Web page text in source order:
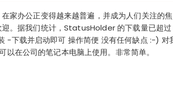
家办公正变得越来越普遍，并成为人们关注的
。据我们统计，StatusHolder 的下载量已超
-下载并启动即可 操作简便 没有任何缺点 :-)
在公司的笔记本电脑上使用。非常简单。